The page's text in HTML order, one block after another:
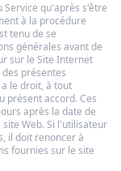
Service qu'après s'être
à la procédure
tenu de se
générales avant de
sur le Site Internet
présentes
le droit, à tout
présent accord. Ces
après la date de
Web. Si l'utilisateur
il doit renoncer à
fournies sur le site